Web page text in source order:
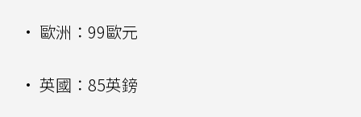
• 歐洲：99歐元
• 英國：85英鎊